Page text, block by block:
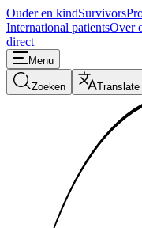
Ouder en kindSurvivors
International patientsOver
direct
Menu
Zoeken Translate